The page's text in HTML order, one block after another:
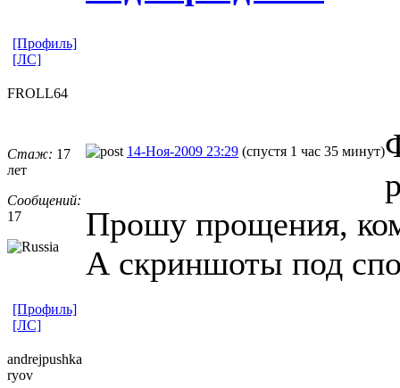
[Профиль]
[ЛС]
FROLL64
Стаж: 17
лет
Сообщений:
17
14-Ноя-2009 23:29 (спустя 1 час 35 минут)
Прошу прощения,
А скриншоты под
[Профиль]
[ЛС]
andrejpushka
ryov